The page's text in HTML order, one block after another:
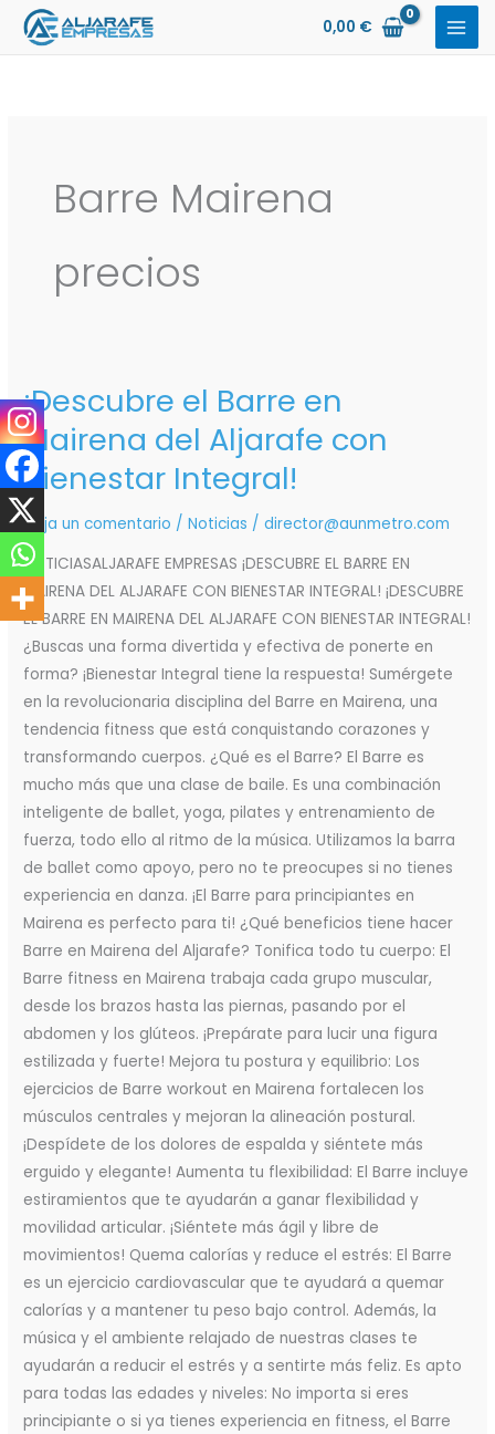
0,00 €
Barre Mairena
precios
¡Descubre el Barre en
Mairena del Aljarafe con
Bienestar Integral!
Deja un comentario /Noticias /director@aunmetro.com
NOTICIASALJARAFE EMPRESAS ¡DESCUBRE EL BARRE EN
MAIRENA DEL ALJARAFE CON BIENESTAR INTEGRAL! ¡DESCUBRE
EL BARRE EN MAIRENA DEL ALJARAFE CON BIENESTAR INTEGRAL!
¿Buscas una forma divertida y efectiva de ponerte en
forma? ¡Bienestar Integral tiene la respuesta! Sumérgete
en la revolucionaria disciplina del Barre en Mairena, una
tendencia fitness que está conquistando corazones y
transformando cuerpos. ¿Qué es el Barre? El Barre es
mucho más que una clase de baile. Es una combinación
inteligente de ballet, yoga, pilates y entrenamiento de
fuerza, todo ello al ritmo de la música. Utilizamos la barra
de ballet como apoyo, pero no te preocupes si no tienes
experiencia en danza. ¡El Barre para principiantes en
Mairena es perfecto para ti! ¿Qué beneficios tiene hacer
Barre en Mairena del Aljarafe? Tonifica todo tu cuerpo: El
Barre fitness en Mairena trabaja cada grupo muscular,
desde los brazos hasta las piernas, pasando por el
abdomen y los glúteos. ¡Prepárate para lucir una figura
estilizada y fuerte! Mejora tu postura y equilibrio: Los
ejercicios de Barre workout en Mairena fortalecen los
músculos centrales y mejoran la alineación postural.
¡Despídete de los dolores de espalda y siéntete más
erguido y elegante! Aumenta tu flexibilidad: El Barre incluye
estiramientos que te ayudarán a ganar flexibilidad y
movilidad articular. ¡Siéntete más ágil y libre de
movimientos! Quema calorías y reduce el estrés: El Barre
es un ejercicio cardiovascular que te ayudará a quemar
calorías y a mantener tu peso bajo control. Además, la
música y el ambiente relajado de nuestras clases te
ayudarán a reducir el estrés y a sentirte más feliz. Es apto
para todas las edades y niveles: No importa si eres
principiante o si ya tienes experiencia en fitness, el Barre
¡Descubre
el
Barre
en
Mairena
del
Aljarafe
con
Bienestar
Integral!